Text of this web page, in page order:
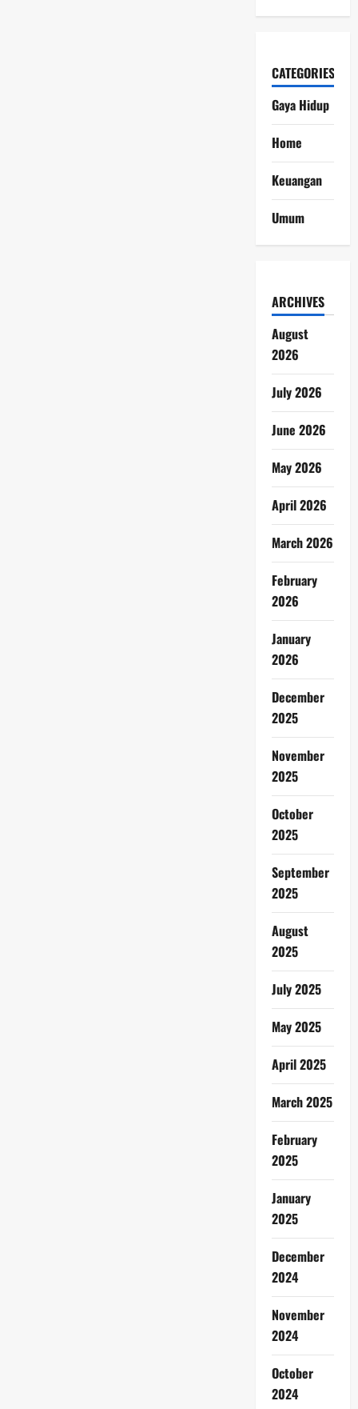
CATEGORIES
Gaya Hidup
Home
Keuangan
Umum
ARCHIVES
August
2026
July 2026
June 2026
May 2026
April 2026
March 2026
February
2026
January
2026
December
2025
November
2025
October
2025
September
2025
August
2025
July 2025
May 2025
April 2025
March 2025
February
2025
January
2025
December
2024
November
2024
October
2024